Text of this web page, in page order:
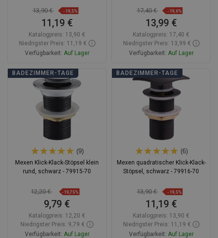
13,90 € -19,5%
11,19 €
Katalogpreis: 13,90 €
Niedrigster Preis: 11,19 €
Verfügbarkeit: Auf Lager
In den Warenkorb
favorite_border Favorit
Vergleichen
17,40 € -19,6%
13,99 €
Katalogpreis: 17,40 €
Niedrigster Preis: 13,99 €
Verfügbarkeit: Auf Lager
In den Warenkorb
favorite_border Favorit
Vergleichen
BADEZIMMER-TAGE
(9)
Mexen Klick-Klack-Stöpsel klein
rund, schwarz - 79915-70
12,20 € -19,75%
9,79 €
Katalogpreis: 12,20 €
Niedrigster Preis: 9,79 €
Verfügbarkeit: Auf Lager
BADEZIMMER-TAGE
(6)
Mexen quadratischer Klick-Klack-
Stöpsel, schwarz - 79916-70
13,90 € -19,5%
11,19 €
Katalogpreis: 13,90 €
Niedrigster Preis: 11,19 €
Verfügbarkeit: Auf Lager